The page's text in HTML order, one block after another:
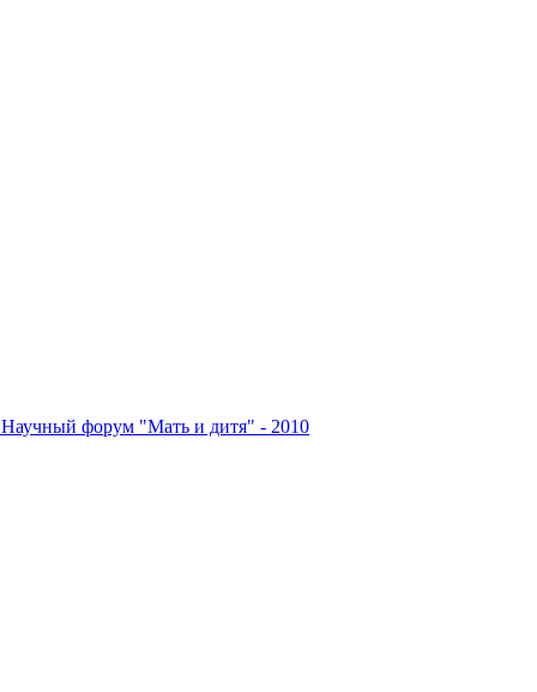
Научный форум "Мать и дитя" - 2010